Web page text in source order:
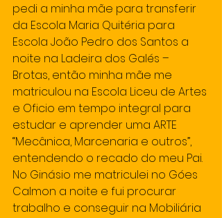
pedi a minha mãe para transferir
da Escola Maria Quitéria para
Escola João Pedro dos Santos a
noite na Ladeira dos Galés –
Brotas, então minha mãe me
matriculou na Escola Liceu de Artes
e Oficio em tempo integral para
estudar e aprender uma ARTE
“Mecânica, Marcenaria e outros”,
entendendo o recado do meu Pai.
No Ginásio me matriculei no Góes
Calmon a noite e fui procurar
trabalho e conseguir na Mobiliária